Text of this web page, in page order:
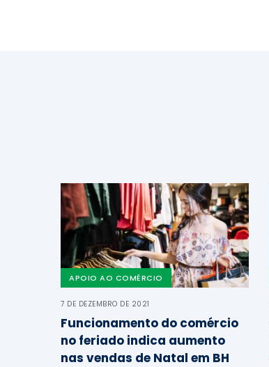
APOIO AO COMÉRCIO
7 DE DEZEMBRO DE 2021
Funcionamento do comércio
no feriado indica aumento
nas vendas de Natal em BH